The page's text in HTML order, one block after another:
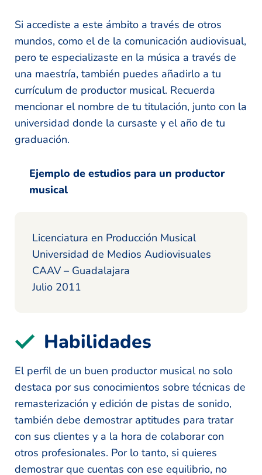
Si accediste a este ámbito a través de otros
mundos, como el de la comunicación audiovisual,
pero te especializaste en la música a través de
una maestría, también puedes añadirlo a tu
currículum de productor musical. Recuerda
mencionar el nombre de tu titulación, junto con la
universidad donde la cursaste y el año de tu
graduación.
Ejemplo de estudios para un productor
musical
Licenciatura en Producción Musical
Universidad de Medios Audiovisuales
CAAV – Guadalajara
Julio 2011
Habilidades
El perfil de un buen productor musical no solo
destaca por sus conocimientos sobre técnicas de
remasterización y edición de pistas de sonido,
también debe demostrar aptitudes para tratar
con sus clientes y a la hora de colaborar con
otros profesionales. Por lo tanto, si quieres
demostrar que cuentas con ese equilibrio, no